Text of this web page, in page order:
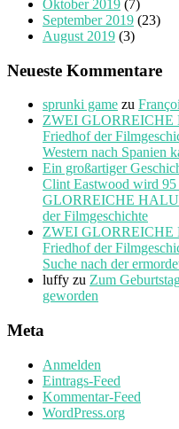
Oktober 2019 (7)
September 2019 (23)
August 2019 (3)
Neueste Kommentare
sprunki game zu
ZWEI GLORREICHE
Friedhof der
Western nach Spanien
Ein großartiger
Clint Eastwood wird
GLORREICHE
der Filmgeschichte
ZWEI GLORREICHE
Friedhof der
Suche nach der
luffy zu Zum
geworden
Meta
Anmelden
Eintrags-Feed
Kommentar-Feed
WordPress.org